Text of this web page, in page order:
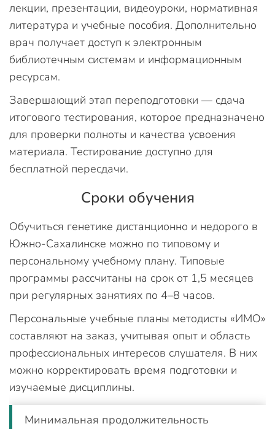
лекции, презентации, видеоуроки, нормативная
литература и учебные пособия. Дополнительно
врач получает доступ к электронным
библиотечным системам и информационным
ресурсам.
Завершающий этап переподготовки — сдача
итогового тестирования, которое предназначено
для проверки полноты и качества усвоения
материала. Тестирование доступно для
бесплатной пересдачи.
Сроки обучения
Обучиться генетике дистанционно и недорого в
Южно-Сахалинске можно по типовому и
персональному учебному плану. Типовые
программы рассчитаны на срок от 1,5 месяцев
при регулярных занятиях по 4–8 часов.
Персональные учебные планы методисты «ИМО»
составляют на заказ, учитывая опыт и область
профессиональных интересов слушателя. В них
можно корректировать время подготовки и
изучаемые дисциплины.
Минимальная продолжительность